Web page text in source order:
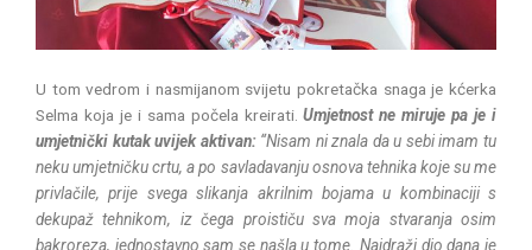
U tom vedrom i nasmijanom svijetu pokretačka snaga je kćerka
Selma koja je i sama počela kreirati.Umjetnost ne miruje pa je i
umjetnički kutak uvijek aktivan: “Nisam ni znala da u sebi imam tu
neku umjetničku crtu, a po savladavanju osnova tehnika koje su me
privlačile, prije svega slikanja akrilnim bojama u kombinaciji s
dekupaž tehnikom, iz čega proističu sva moja stvaranja osim
bakroreza, jednostavno sam se našla u tome. Najdraži dio dana je